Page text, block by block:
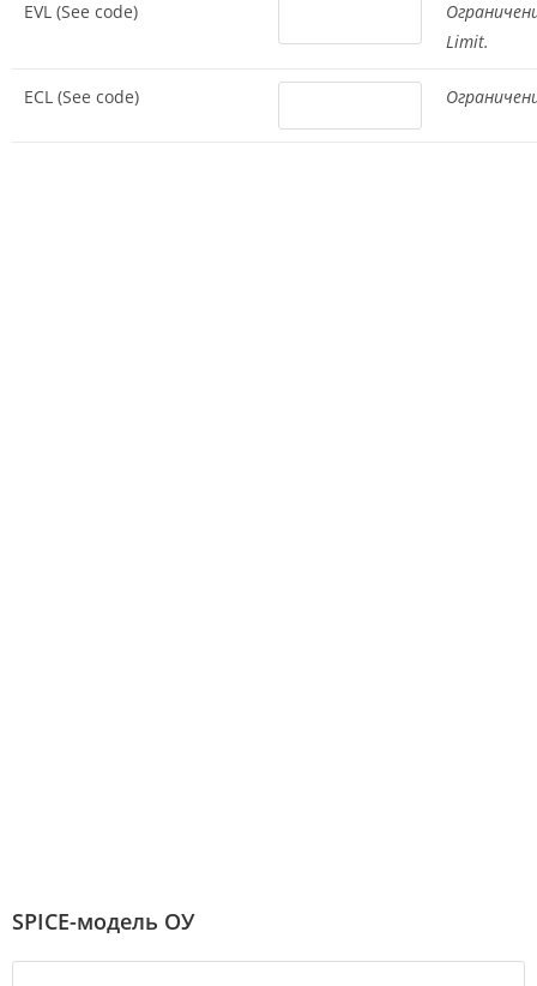
EVL (See code)
Limit.
ECL (See code)
SPICE-модель ОУ